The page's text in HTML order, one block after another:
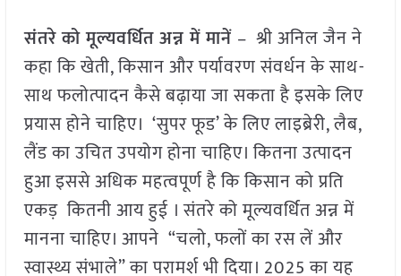
संतरे को मूल्यवर्धित अन्न में मानें – श्री अनिल जैन ने
कहा कि खेती, किसान और पर्यावरण संवर्धन के साथ-
साथ फलोत्पादन कैसे बढ़ाया जा सकता है इसके लिए
प्रयास होने चाहिए। ‘सुपर फूड’ के लिए लाइब्रेरी, लैब,
लैंड का उचित उपयोग होना चाहिए। कितना उत्पादन
हुआ इससे अधिक महत्वपूर्ण है कि किसान को प्रति
एकड़ कितनी आय हुई । संतरे को मूल्यवर्धित अन्न में
मानना चाहिए। आपने “चलो, फलों का रस लें और
स्वास्थ्य संभाले” का परामर्श भी दिया। 2025 का यह